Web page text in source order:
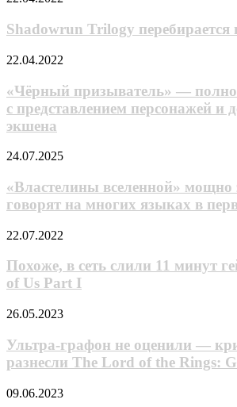
про
из
мира,
попавшего
в
современную
перебирается
на
консоли
Shadowrun Trilogy перебирается
«Чёрный
—
полноценный
трейлер
с
персонажей
демонстрацией
экшена
22.04.2022
«Чёрный призыватель» —
с представлением персонажей и
экшена
«Властелины
мощно
звучат
и
на
языках
в
тизере
24.07.2025
«Властелины вселенной» мощно
говорят на многих языках в
Похоже,
сеть
слили
11
геймплея
Last
of
Part
22.07.2022
Похоже, в сеть слили 11 минут
of Us Part I
Ультра-
не
оценили
—
массово
26.05.2023
Ультра-графон не оценили —
разнесли The Lord of the Rings:
У
09.06.2023